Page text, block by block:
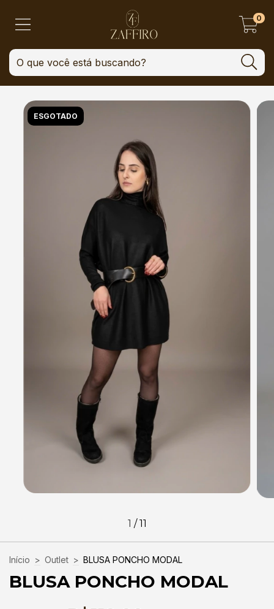
0
ESGOTADO
1 /11
Início > Outlet > BLUSA PONCHO MODAL
BLUSA PONCHO MODAL